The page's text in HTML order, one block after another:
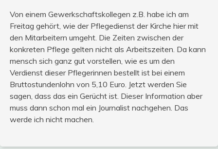
Von einem Gewerkschaftskollegen z.B. habe ich am
Freitag gehört, wie der Pflegedienst der Kirche hier mit
den Mitarbeitern umgeht. Die Zeiten zwischen der
konkreten Pflege gelten nicht als Arbeitszeiten. Da kann
mensch sich ganz gut vorstellen, wie es um den
Verdienst dieser Pflegerinnen bestellt ist bei einem
Bruttostundenlohn von 5,10 Euro. Jetzt werden Sie
sagen, dass das ein Gerücht ist. Dieser Information aber
muss dann schon mal ein Journalist nachgehen. Das
werde ich nicht machen.